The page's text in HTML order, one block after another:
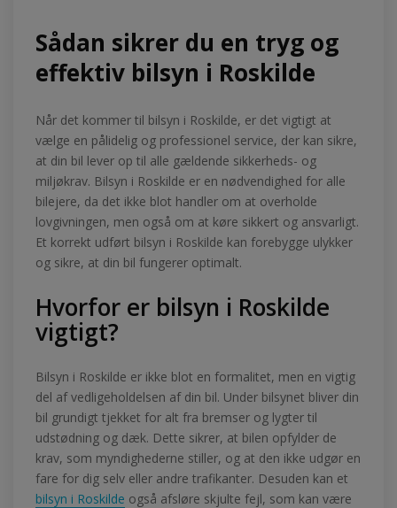
Sådan sikrer du en tryg og
effektiv bilsyn i Roskilde
Når det kommer til bilsyn i Roskilde, er det vigtigt at
vælge en pålidelig og professionel service, der kan sikre,
at din bil lever op til alle gældende sikkerheds- og
miljøkrav. Bilsyn i Roskilde er en nødvendighed for alle
bilejere, da det ikke blot handler om at overholde
lovgivningen, men også om at køre sikkert og ansvarligt.
Et korrekt udført bilsyn i Roskilde kan forebygge ulykker
og sikre, at din bil fungerer optimalt.
Hvorfor er bilsyn i Roskilde
vigtigt?
Bilsyn i Roskilde er ikke blot en formalitet, men en vigtig
del af vedligeholdelsen af din bil. Under bilsynet bliver din
bil grundigt tjekket for alt fra bremser og lygter til
udstødning og dæk. Dette sikrer, at bilen opfylder de
krav, som myndighederne stiller, og at den ikke udgør en
fare for dig selv eller andre trafikanter. Desuden kan et
bilsyn i Roskilde også afsløre skjulte fejl, som kan være